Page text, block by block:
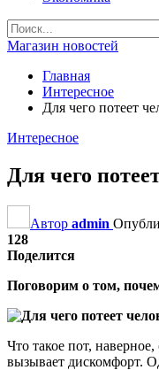
Магазин новостей
Главная
Интересное
Для чего потеет
Интересное
Для чего
Автор admin
128
Поделится
Поговорим о том,
Что такое пот,
вызывает дискомфорт.